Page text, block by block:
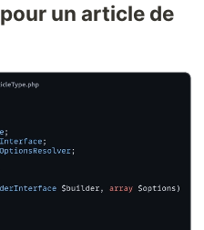
pour un article de